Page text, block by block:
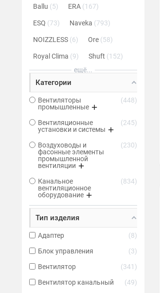
Ballu 5 ERA 167
ESQ 73 Naveka 793
NOIZZLESS 6 Ore 58
Royal Clima 9 Shuft
152
ещё...
Категории
Вентиляторы
промышленные
448
Вентиляционные
установки и системы
245
Воздуховоды и
фасонные элементы
промышленной
вентиляции
230
Канальное
вентиляционное
оборудование
834
Тип изделия
Адаптер
8
Блок управления
3
Вентилятор
341
Вентилятор канальный
49